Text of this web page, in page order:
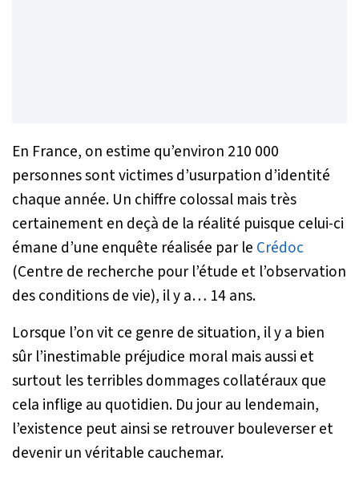
En France, on estime qu’environ 210 000
personnes sont victimes d’usurpation d’identité
chaque année. Un chiffre colossal mais très
certainement en deçà de la réalité puisque celui-ci
émane d’une enquête réalisée par le Crédoc
(Centre de recherche pour l’étude et l’observation
des conditions de vie), il y a… 14 ans.
Lorsque l’on vit ce genre de situation, il y a bien
sûr l’inestimable préjudice moral mais aussi et
surtout les terribles dommages collatéraux que
cela inflige au quotidien. Du jour au lendemain,
l’existence peut ainsi se retrouver bouleverser et
devenir un véritable cauchemar.